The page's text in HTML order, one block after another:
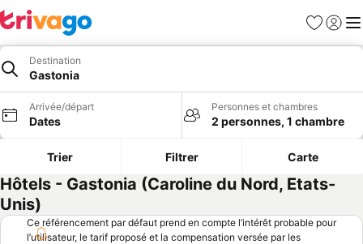
Favoris
Se
Destination
Gastonia
Arrivée/départ
Dates
Personnes et chambres
2 personnes, 1 chambre
Trier Filtrer Carte
Hôtels - Gastonia (Caroline du Nord, Etats-
Unis)
Ce référencement par défaut prend en compte l’intérêt probable pour
l’utilisateur, le tarif proposé et la compensation versée par les